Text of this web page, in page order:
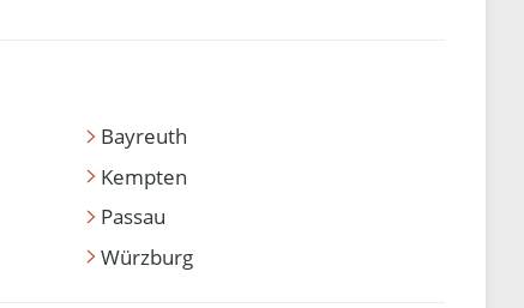
Bayreuth
Kempten
Passau
Würzburg